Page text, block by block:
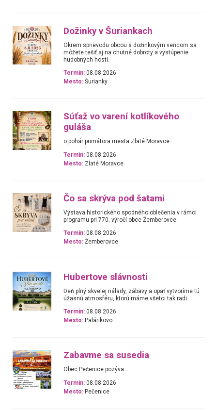
Dožinky v Šuriankach
Okrem sprievodu obcou s dožinkovým vencom sa
môžete tešiť aj na chutné dobroty a vystúpenie
hudobných hostí.
Termín: 08.08.2026
Mesto: Šurianky
Súťaž vo varení kotlíkového
guláša
o pohár primátora mesta Zlaté Moravce.
Termín: 08.08.2026
Mesto: Zlaté Moravce
Čo sa skrýva pod šatami
Výstava historického spodného oblečenia v rámci
programu pri 770. výročí obce Žemberovce.
Termín: 08.08.2026
Mesto: Žemberovce
Hubertove slávnosti
Deň plný skvelej nálady, zábavy a opäť vytvoríme tú
úžasnú atmosféru, ktorú máme všetci tak radi.
Termín: 08.08.2026
Mesto: Palárikovo
Zabavme sa susedia
Obec Pečenice pozýva...
Termín: 08.08.2026
Mesto: Pečenice